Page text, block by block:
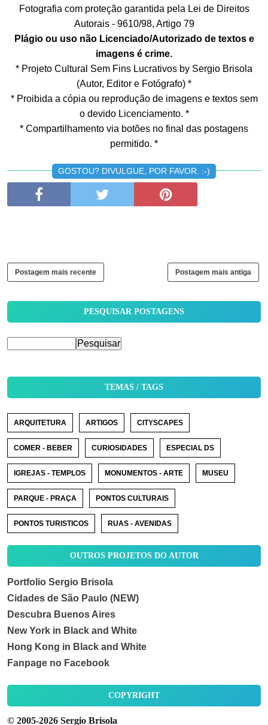
Fotografia com proteção garantida pela Lei de Direitos
Autorais - 9610/98, Artigo 79
Plágio ou uso não Licenciado/Autorizado de textos e
imagens é crime.
* Projeto Cultural Sem Fins Lucrativos by Sergio Brisola
(Autor, Editor e Fotógrafo) *
* Proibida a cópia ou reprodução de imagens e textos sem
o devido Licenciamento. *
* Compartilhamento via botões no final das postagens
permitido. *
GOSTOU? DIVULGUE, POR FAVOR. :-)
Postagem mais recente Postagem mais antiga
PESQUISAR POSTAGENS
TEMAS / TAGS
ARQUITETURA ARTIGOS CITYSCAPES
COMER - BEBER CURIOSIDADES ESPECIAL DS
IGREJAS - TEMPLOS MONUMENTOS - ARTE MUSEU
PARQUE - PRAÇA PONTOS CULTURAIS
PONTOS TURISTICOS RUAS - AVENIDAS
OUTROS PROJETOS DO AUTOR
Portfolio Sergio Brisola
Cidades de São Paulo (NEW)
Descubra Buenos Aires
New York in Black and White
Hong Kong in Black and White
Fanpage no Facebook
COPYRIGHT
© 2005-2026 Sergio Brisola